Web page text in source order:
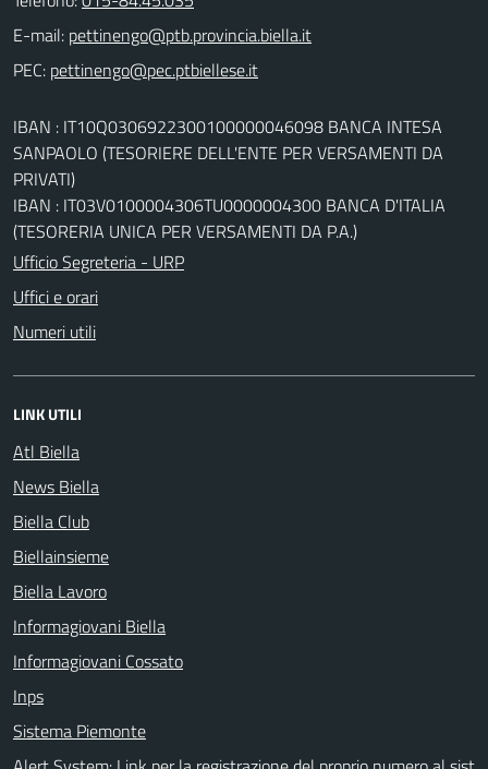
E-mail:
PEC:
IBAN : IT10Q0306922300100000046098 BANCA INTESA
SANPAOLO (TESORIERE DELL'ENTE PER VERSAMENTI DA
PRIVATI)
IBAN : IT03V0100004306TU0000004300 BANCA D'ITALIA
(TESORERIA UNICA PER VERSAMENTI DA P.A.)
Ufficio Segreteria - URP
Uffici e orari
Numeri utili
LINK UTILI
Atl Biella
News Biella
Biella Club
Biellainsieme
Biella Lavoro
Informagiovani Biella
Informagiovani Cossato
Inps
Sistema Piemonte